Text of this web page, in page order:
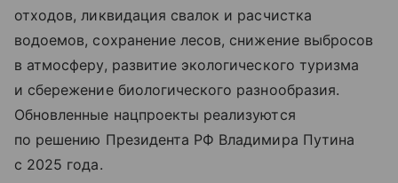
отходов, ликвидация свалок и расчистка
водоемов, сохранение лесов, снижение выбросов
в атмосферу, развитие экологического туризма
и сбережение биологического разнообразия.
Обновленные нацпроекты реализуются
по решению Президента РФ Владимира Путина
с 2025 года.